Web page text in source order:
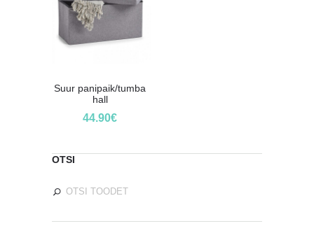
Suur panipaik/tumba
hall
44.90€
OTSI